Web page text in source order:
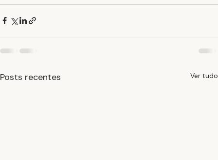
Posts recentes Ver tudo